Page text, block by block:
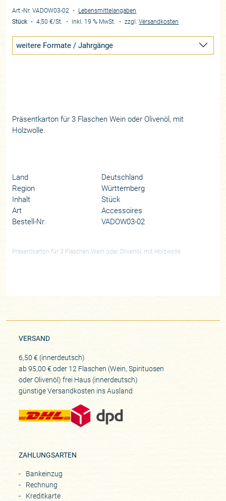
Art.-Nr. VADOW03-02 ・ Lebensmittelangaben
Stück ・4,50 €/St. ・ inkl. 19 % MwSt. ・zzgl.Versandkosten
weitere Formate / Jahrgänge
Präsentkarton für 3 Flaschen Wein oder Olivenöl, mit
Holzwolle.
Land
Deutschland
Region
Württemberg
Inhalt
Stück
Art
Accessoires
Bestell-Nr.
VADOW03-02
Präsentkarton für 3 Flaschen Wein oder Olivenöl, mit Holzwolle.
VERSAND
6,50 € (innerdeutsch)
ab 95,00 € oder 12 Flaschen (Wein, Spirituosen
oder Olivenöl) frei Haus (innerdeutsch)
günstige Versandkosten ins Ausland
ZAHLUNGSARTEN
Bankeinzug
Rechnung
Kreditkarte